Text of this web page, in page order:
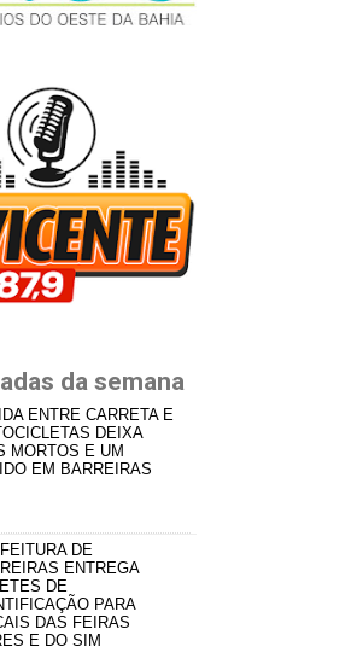
da semana
ENTRE CARRETA E
DEIXA
MORTOS E UM
EM BARREIRAS
DE
ENTREGA
DE
PARA
DAS FEIRAS
E DO SIM